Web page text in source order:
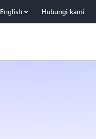
English Hubungi kami